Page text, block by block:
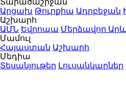
Տարածաշրջան
Արցախ Թուրքիա Ադրբեջան
Աշխարհ
ԱՄՆ Եվրոպա Մերձավոր
Մամուլ
Հայաստան Աշխարհ
Մեդիա
Տեսանյութեր Լուսանկարներ